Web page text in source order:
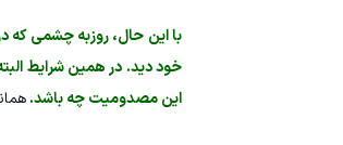
با این حال، روزبه چشمی
خود دید. در همین شرایط
این مصدومیت چه باشد.